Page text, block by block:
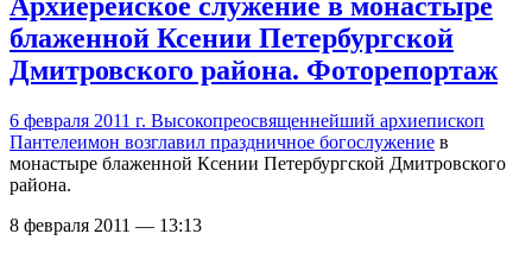
Архиерейское служение в монастыре
блаженной Ксении Петербургской
Дмитровского района. Фоторепортаж
6 февраля 2011 г. Высокопреосвященнейший архиепископ
Пантелеимон возглавил праздничное богослужение в
монастыре блаженной Ксении Петербургской Дмитровского
района.
8 февраля 2011 — 13:13